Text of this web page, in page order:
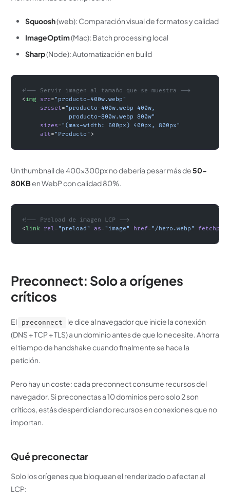
Squoosh(web): Comparación visual de formatos y calidad
ImageOptim(Mac): Batch processing local
Sharp(Node): Automatización en build
<!-- Servir imagen al tamaño que se muestra -->
<img src= "producto-400w.webp"
     srcset
= "producto-400w.webp 400w,
             producto-800w.webp 800w"
     sizes
= "(max-width: 600px) 400px, 800px"
     alt
= "Producto" >
Un thumbnail de 400x300px no debería pesar más de50-
80KBen WebP con calidad 80%.
<!-- Preload de imagen LCP -->
<link rel= "preload" as= "image" href= "/hero.webp"
Preconnect: Solo a orígenes
críticos
El preconnect
le dice al navegador que inicie la conexión
(DNS + TCP + TLS) a un dominio antes de que lo necesite. Ahorra
el tiempo de handshake cuando finalmente se hace la
petición.
Pero hay un coste: cada preconnect consume recursos del
navegador. Si preconectas a 10 dominios pero solo 2 son
críticos, estás desperdiciando recursos en conexiones que no
importan.
Qué preconectar
Solo los orígenes que bloquean el renderizado o afectan al
LCP: